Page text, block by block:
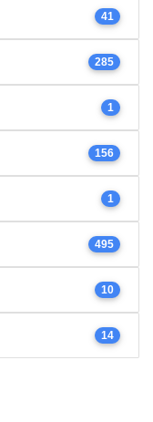
41
285
1
156
1
495
10
14